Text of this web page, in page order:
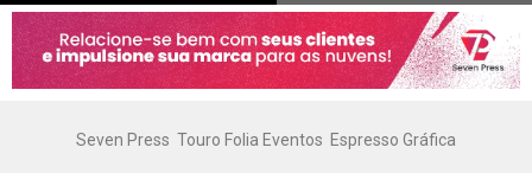
Seven Press Touro Folia Eventos Espresso Gráfica